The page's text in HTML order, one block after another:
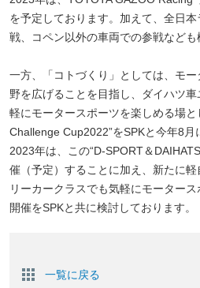
を予定しております。加えて、全日
戦、コペン以外の車両での参戦なども
一方、「コトづくり」としては、モ
野を広げることを目指し、ダイハツ
軽にモータースポーツを楽しめる場と
Challenge Cup2022”をSPKと今年8月
2023年は、この“D-SPORT＆
催（予定）することに加え、新たに
リーカークラスでも気軽にモーター
開催をSPKと共に検討しております。
一覧に戻る